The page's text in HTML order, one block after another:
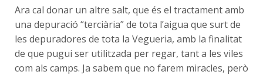
Ara cal donar un altre salt, que és el tractament amb
una depuració “terciària” de tota l’aigua que surt de
les depuradores de tota la Vegueria, amb la finalitat
de que pugui ser utilitzada per regar, tant a les viles
com als camps. Ja sabem que no farem miracles, però